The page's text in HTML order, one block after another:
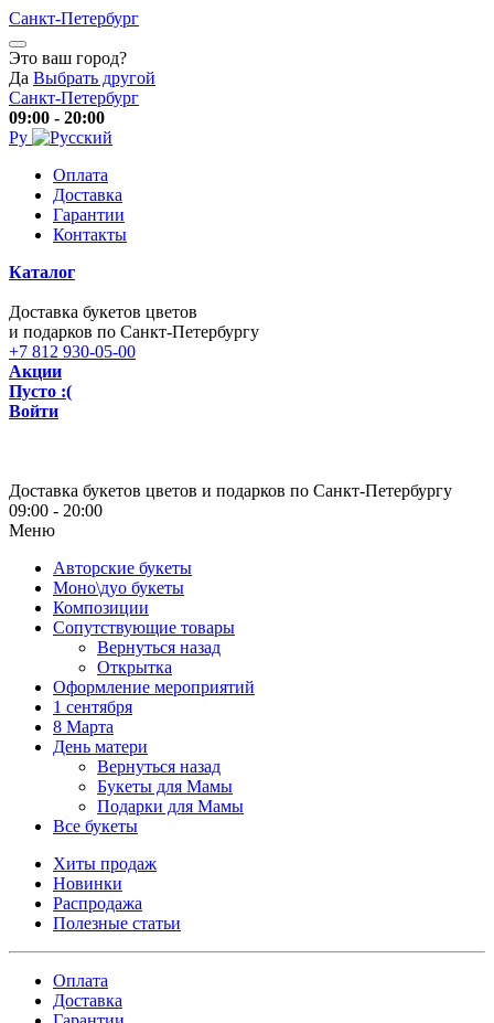
Санкт-Петербург
Это ваш город?
Да Выбрать другой
Санкт-Петербург
09:00 - 20:00
Ру
Оплата
Доставка
Гарантии
Контакты
Каталог
Доставка букетов цветов
и подарков по Санкт-Петербургу
+7 812 930-05-00
Акции
Пусто :(
Войти
Доставка букетов цветов и подарков по Санкт-Петербургу
09:00 - 20:00
Меню
Авторские букеты
Моно\дуо букеты
Композиции
Сопутствующие товары
Вернуться назад
Открытка
Оформление мероприятий
1 сентября
8 Марта
День матери
Вернуться назад
Букеты для Мамы
Подарки для Мамы
Все букеты
Хиты продаж
Новинки
Распродажа
Полезные статьи
Оплата
Доставка